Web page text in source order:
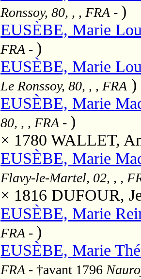
Ronssoy, 80, , , FRA - )
EUSÈBE, Marie
FRA - )
EUSÈBE, Marie
Le Ronssoy, 80, , , FRA )
EUSÈBE, Marie
80, , , FRA - )
× 1780 WALLET,
EUSÈBE, Marie
Flavy-le-Martel, 02, , ,
× 1816 DUFOUR,
EUSÈBE, Marie
FRA - )
EUSÈBE, Marie
FRA - †avant 1796